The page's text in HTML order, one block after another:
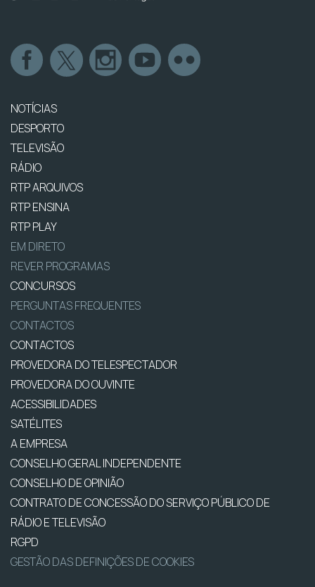
NOTÍCIAS
DESPORTO
TELEVISÃO
RÁDIO
RTP ARQUIVOS
RTP ENSINA
RTP PLAY
EM DIRETO
REVER PROGRAMAS
CONCURSOS
PERGUNTAS FREQUENTES
CONTACTOS
CONTACTOS
PROVEDORA DO TELESPECTADOR
PROVEDORA DO OUVINTE
ACESSIBILIDADES
SATÉLITES
A EMPRESA
CONSELHO GERAL INDEPENDENTE
CONSELHO DE OPINIÃO
CONTRATO DE CONCESSÃO DO SERVIÇO PÚBLICO DE
RÁDIO E TELEVISÃO
RGPD
GESTÃO DAS DEFINIÇÕES DE COOKIES